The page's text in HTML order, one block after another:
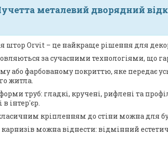
металевий дворядний
штор Orvit – це найкраще рішення для
за сучасними технологіями, що
або фарбованому покриттю, яке передає
житла.
форми труб: гладкі, кручені, рифлені та
інтер'єр.
кріпленням до стіни можна для
можна віднести: відмінний